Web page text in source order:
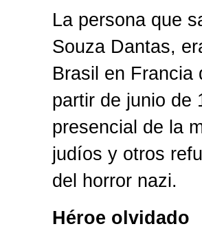
La persona que
Souza Dantas,
Brasil en Francia
partir de junio de
presencial de la
judíos y otros
del horror nazi.
Héroe olvidado